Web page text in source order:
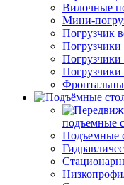
Вилочные
Мини-
Погрузчик
Погрузчики
подъемные
Подъемные